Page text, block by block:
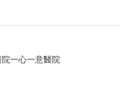
一心一意醫院